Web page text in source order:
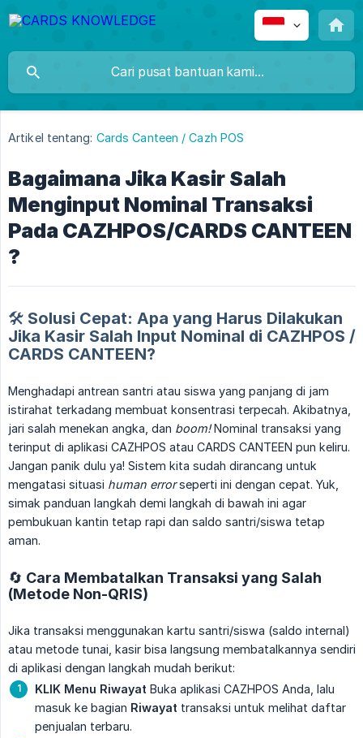
Artikel tentang: Cards Canteen / Cazh POS
Bagaimana Jika Kasir Salah
Menginput Nominal Transaksi
Pada CAZHPOS/CARDS CANTEEN
?
🛠️ Solusi Cepat: Apa yang Harus Dilakukan
Jika Kasir Salah Input Nominal di CAZHPOS /
CARDS CANTEEN?
Menghadapi antrean santri atau siswa yang panjang di jam
istirahat terkadang membuat konsentrasi terpecah. Akibatnya,
jari salah menekan angka, dan boom!Nominal transaksi yang
terinput di aplikasi CAZHPOS atau CARDS CANTEEN pun keliru.
Jangan panik dulu ya! Sistem kita sudah dirancang untuk
mengatasi situasi human errorseperti ini dengan cepat. Yuk,
simak panduan langkah demi langkah di bawah ini agar
pembukuan kantin tetap rapi dan saldo santri/siswa tetap
aman.
🔄 Cara Membatalkan Transaksi yang Salah
(Metode Non-QRIS)
Jika transaksi menggunakan kartu santri/siswa (saldo internal)
atau metode tunai, kasir bisa langsung membatalkannya sendiri
di aplikasi dengan langkah mudah berikut:
KLIK Menu Riwayat Buka aplikasi CAZHPOS Anda, lalu
masuk ke bagian Riwayat transaksi untuk melihat daftar
penjualan terbaru.